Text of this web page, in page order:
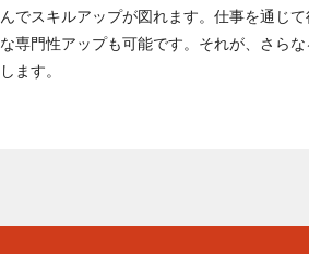
んでスキルアップが図れます。仕事を通じ
な専門性アップも可能です。それが、さら
します。